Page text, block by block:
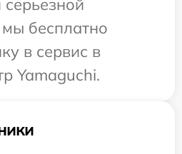
бесплатно
в сервис в
Yamaguchi.